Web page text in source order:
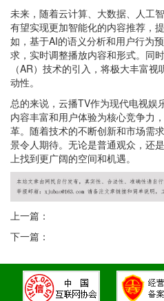
未来，随着云计算、大数据、人工
有望实现更加智能化的内容推荐，
如，基于AI的语义分析和用户行为
求，实时调整播放内容和形式。同
（AR）技术的引入，将极大丰富
动性。
总的来说，云播TV作为现代电视娱
内容丰富和用户体验为核心竞争力
革。随着技术的不断创新和市场需
景令人期待。无论是普通观众，还
上找到更广阔的空间和机遇。
上一篇：
下一篇：